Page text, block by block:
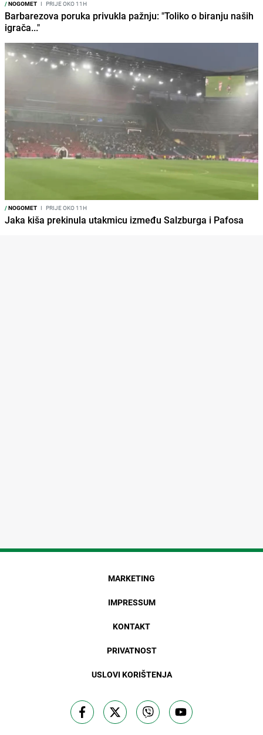
/NOGOMET I PRIJE OKO 11H
Barbarezova poruka privukla pažnju: "Toliko o biranju naših
igrača..."
/NOGOMET I PRIJE OKO 11H
Jaka kiša prekinula utakmicu između Salzburga i Pafosa
MARKETING
IMPRESSUM
KONTAKT
PRIVATNOST
USLOVI KORIŠTENJA